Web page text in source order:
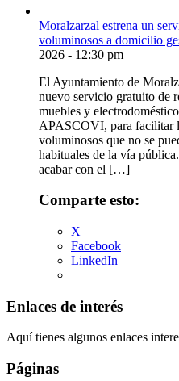
Moralzarzal estrena un
voluminosos a domicilio
2026 - 12:30 pm
El Ayuntamiento de
nuevo servicio gratuito de
muebles y
APASCOVI, para facilitar
voluminosos que no se
habituales de la vía
acabar con el […]
Comparte esto:
X
Facebook
LinkedIn
Enlaces de interés
Aquí tienes algunos enlaces
Páginas